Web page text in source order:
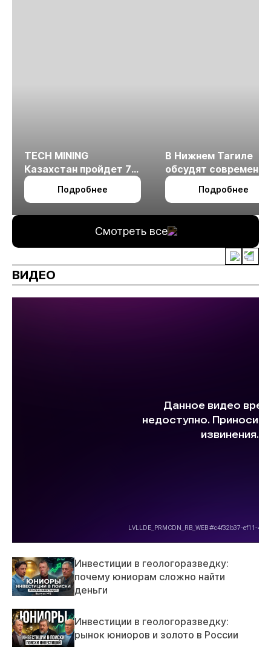
TECH MINING
Казахстан пройдет 7
октября в Алматы
Подробнее
В Нижнем Тагиле
обсудят
технологии
измельчения
Подробнее
Смотреть все
ВИДЕО
Инвестиции в геологоразведку:
почему юниорам сложно найти
деньги
Инвестиции в геологоразведку:
рынок юниоров и золото в России